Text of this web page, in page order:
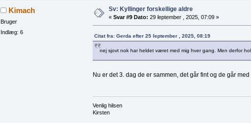
Kimach
Bruger
Indlæg: 6
Sv: Kyllinger forskellige aldre
« Svar #9 Dato: 29 ſeptember , 2025, 07:09 »
Citat fra: Gerda efter 25 ſeptember , 2025, 08:19
nej sjovt nok har heldet været med mig hver gang. Men derfor
Nu er det 3. dag de er sammen, det går fint og de går
Venlig hilsen
Kirsten